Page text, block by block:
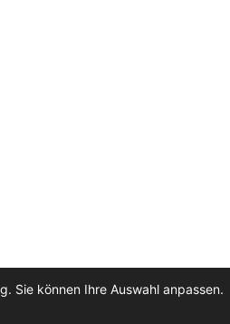
Sie können Ihre Auswahl anpassen.